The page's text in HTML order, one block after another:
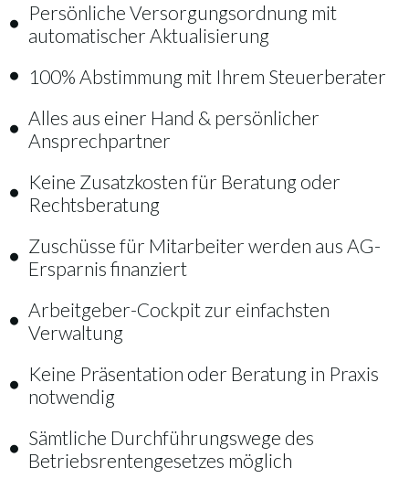
Persönliche Versorgungsordnung mit
automatischer Aktualisierung
100% Abstimmung mit Ihrem Steuerberater
Alles aus einer Hand & persönlicher
Ansprechpartner
Keine Zusatzkosten für Beratung oder
Rechtsberatung
Zuschüsse für Mitarbeiter werden aus AG-
Ersparnis finanziert
Arbeitgeber-Cockpit zur einfachsten
Verwaltung
Keine Präsentation oder Beratung in Praxis
notwendig
Sämtliche Durchführungswege des
Betriebsrentengesetzes möglich